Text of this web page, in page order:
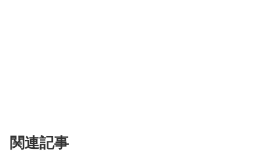
関連記事